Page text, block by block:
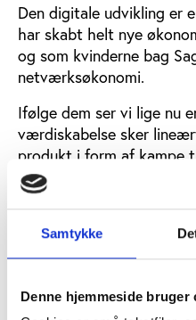
Samtykke
Denne hjemmeside bruger
Den digitale udvikling er
har skabt helt nye
og som kvinderne bag
netværksøkonomi.
Ifølge dem ser vi lige nu
værdiskabelse sker
produkt i form af kampe
som sælger den videre til
situation, hvor den
Et eksempel på denne
udvikling og tilladt